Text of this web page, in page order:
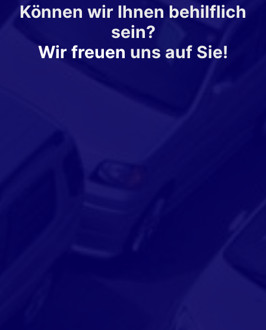
Können wir Ihnen behilflich
sein?
Wir freuen uns auf Sie!